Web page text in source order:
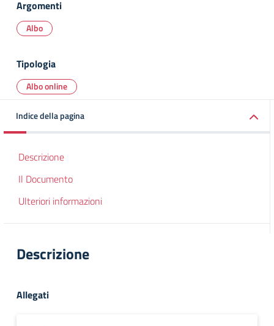
Argomenti
Albo
Tipologia
Albo online
Indice della pagina
Descrizione
Il Documento
Ulteriori informazioni
Descrizione
Allegati